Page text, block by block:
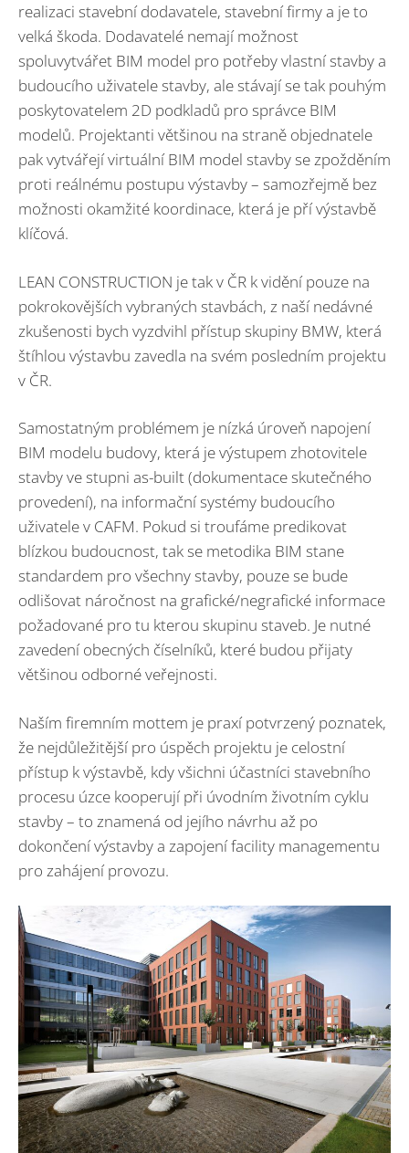
realizaci stavební dodavatele, stavební firmy a je to
velká škoda. Dodavatelé nemají možnost
spoluvytvářet BIM model pro potřeby vlastní stavby a
budoucího uživatele stavby, ale stávají se tak pouhým
poskytovatelem 2D podkladů pro správce BIM
modelů. Projektanti většinou na straně objednatele
pak vytvářejí virtuální BIM model stavby se zpožděním
proti reálnému postupu výstavby – samozřejmě bez
možnosti okamžité koordinace, která je pří výstavbě
klíčová.
LEAN CONSTRUCTION je tak v ČR k vidění pouze na
pokrokovějších vybraných stavbách, z naší nedávné
zkušenosti bych vyzdvihl přístup skupiny BMW, která
štíhlou výstavbu zavedla na svém posledním projektu
v ČR.
Samostatným problémem je nízká úroveň napojení
BIM modelu budovy, která je výstupem zhotovitele
stavby ve stupni as-built (dokumentace skutečného
provedení), na informační systémy budoucího
uživatele v CAFM. Pokud si troufáme predikovat
blízkou budoucnost, tak se metodika BIM stane
standardem pro všechny stavby, pouze se bude
odlišovat náročnost na grafické/negrafické informace
požadované pro tu kterou skupinu staveb. Je nutné
zavedení obecných číselníků, které budou přijaty
většinou odborné veřejnosti.
Naším firemním mottem je praxí potvrzený poznatek,
že nejdůležitější pro úspěch projektu je celostní
přístup k výstavbě, kdy všichni účastníci stavebního
procesu úzce kooperují při úvodním životním cyklu
stavby – to znamená od jejího návrhu až po
dokončení výstavby a zapojení facility managementu
pro zahájení provozu.